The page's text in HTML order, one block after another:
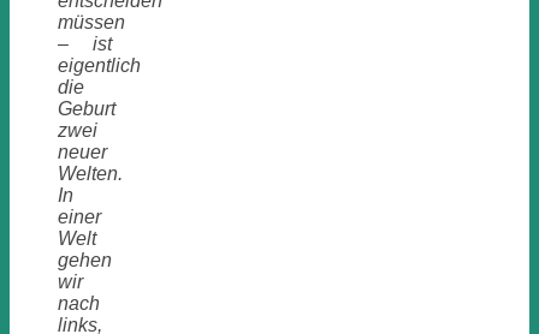
müssen
– ist
eigentlich
die
Geburt
zwei
neuer
Welten.
In
einer
Welt
gehen
wir
nach
links,